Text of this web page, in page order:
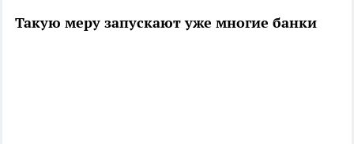
Такую меру запускают уже многие банки